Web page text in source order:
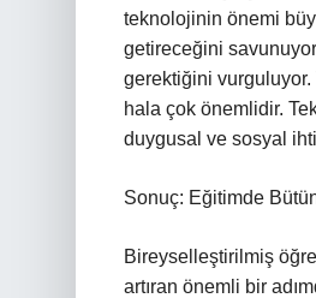
teknolojinin önemi
getireceğini
gerektiğini
hala çok önemlidir.
duygusal ve sosyal
Sonuç: Eğitimde
Bireyselleştirilmiş
artıran önemli bir